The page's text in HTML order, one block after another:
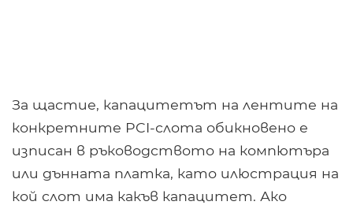
За щастие, капацитетът на лентите на
конкретните PCI-слота обикновено е
изписан в ръководството на компютъра
или дънната платка, като илюстрация на
кой слот има какъв капацитет. Ако